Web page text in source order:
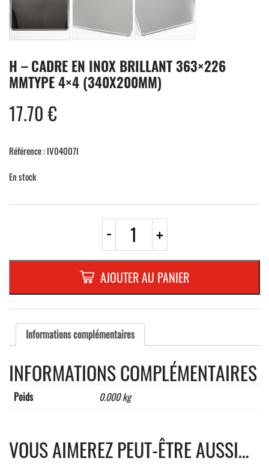
H – CADRE EN INOX BRILLANT 363×226
MMTYPE 4×4 (340X200MM)
17.70€
Référence : IV04007I
En stock
- quantité
h
-
CADRE
EN
INOX
BRILLANT
363x226
mmtype
+
AJOUTER AU PANIER
Informations complémentaires
INFORMATIONS COMPLÉMENTAIRES
Poids 0.000 kg
VOUS AIMEREZ PEUT-ÊTRE AUSSI…